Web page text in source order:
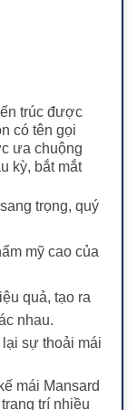
trúc được
có tên gọi
ưa chuộng
kỳ, bắt mắt
trọng, quý
mỹ cao của
quả, tạo ra
nhau.
sự thoải mái
mái Mansard
trí nhiều